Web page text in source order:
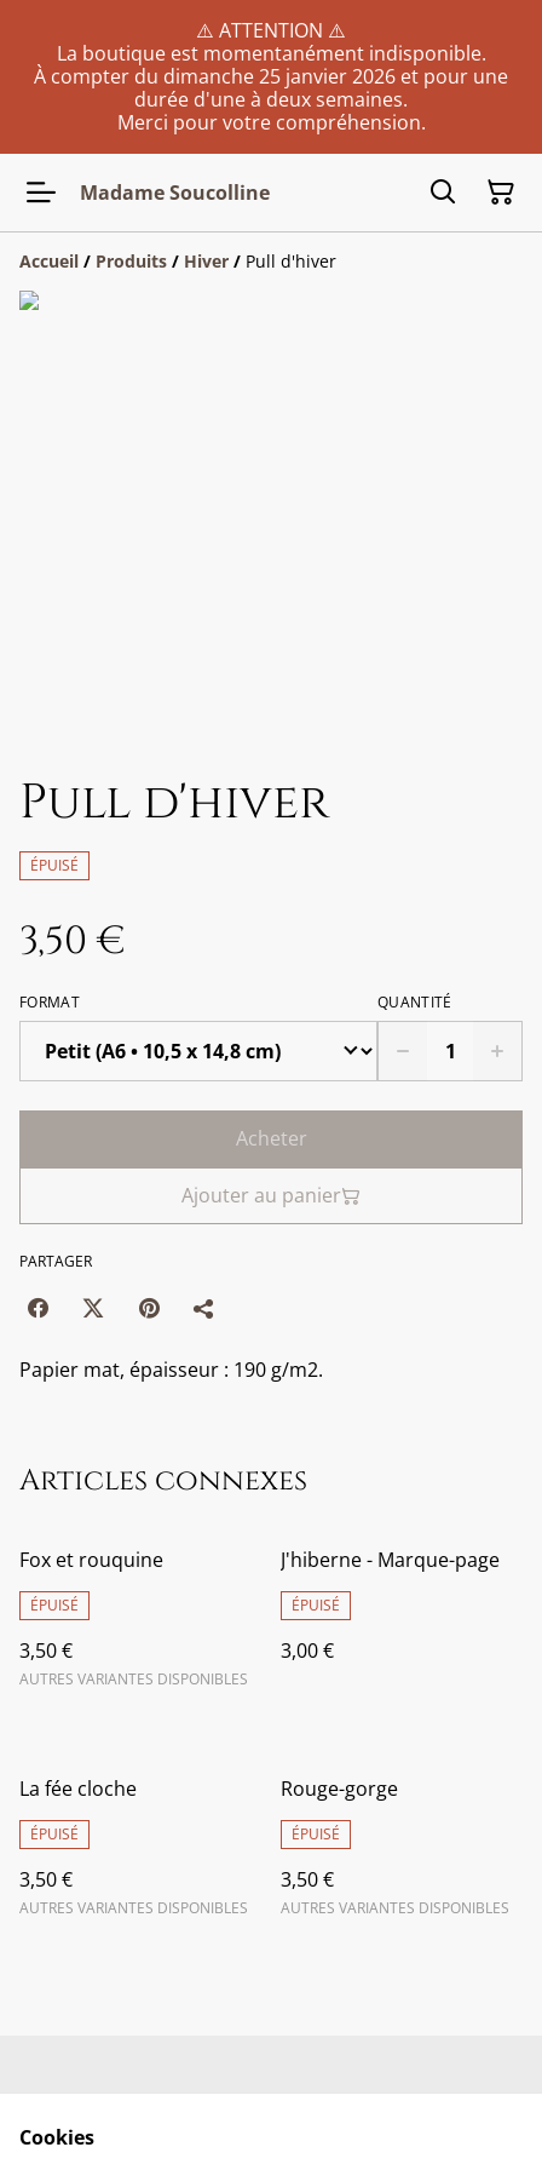
⚠️ ATTENTION ⚠️
La boutique est momentanément indisponible.
À compter du dimanche 25 janvier 2026 et pour une
durée d'une à deux semaines.
Merci pour votre compréhension.
Madame Soucolline
Accueil / Produits / Hiver / Pull d'hiver
Pull d'hiver
ÉPUISÉ
3,50 €
FORMAT QUANTITÉ
Acheter
Ajouter au panier
PARTAGER
Papier mat, épaisseur : 190 g/m2.
Articles connexes
Fox et rouquine
ÉPUISÉ
3,50 €
AUTRES VARIANTES DISPONIBLES
J'hiberne - Marque-page
ÉPUISÉ
3,00 €
La fée cloche
ÉPUISÉ
3,50 €
AUTRES VARIANTES DISPONIBLES
Rouge-gorge
ÉPUISÉ
3,50 €
AUTRES VARIANTES DISPONIBLES
Cookies